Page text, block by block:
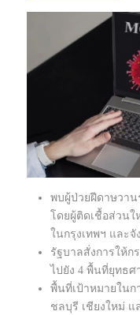
พบผู้ป่วยฝีดาษวาน
โดยผู้ติดเชื้อส่วนใ
ในกรุงเทพฯ และ
รัฐบาลสั่งการให้ก
ไปยัง 4 พื้นที่ยุทธศ
พื้นที่เป้าหมายใน
ชลบุรี เชียงใหม่ แ